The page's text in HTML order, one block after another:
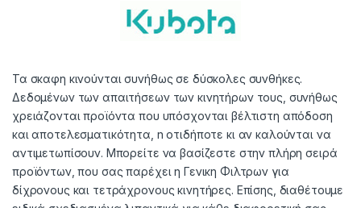
Τα σκαφη κινούνται συνήθως σε δύσκολες συνθήκες.
Δεδομένων των απαιτήσεων των κινητήρων τους, συνήθως
χρειάζονται προϊόντα που υπόσχονται βέλτιστη απόδοση
και αποτελεσματικότητα, n οτιδήποτε κι αν καλούνται να
αντιμετωπίσουν. Μπορείτε να βασίζεστε στην πλήρη σειρά
προϊόντων, που σας παρέχει η Γενικη Φιλτρων για
δίχρονους και τετράχρονους κινητήρες. Επίσης, διαθέτουμε